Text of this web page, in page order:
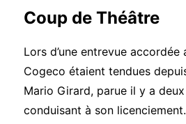
Coup de Théâtre
Lors d’une entrevue
Cogeco étaient tendues
Mario Girard, parue il y a
conduisant à son licenciement.